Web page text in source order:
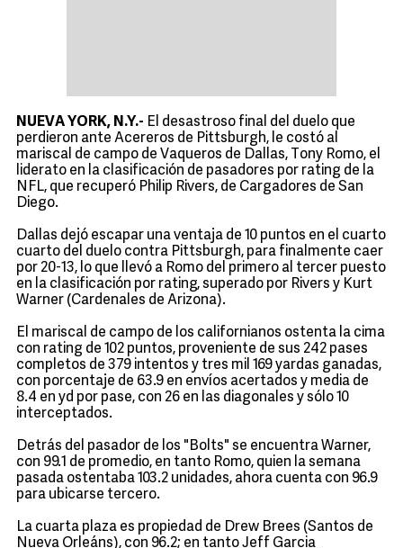
NUEVA YORK, N.Y.- El desastroso final del duelo que
perdieron ante Acereros de Pittsburgh, le costó al
mariscal de campo de Vaqueros de Dallas, Tony Romo, el
liderato en la clasificación de pasadores por rating de la
NFL, que recuperó Philip Rivers, de Cargadores de San
Diego.
Dallas dejó escapar una ventaja de 10 puntos en el cuarto
cuarto del duelo contra Pittsburgh, para finalmente caer
por 20-13, lo que llevó a Romo del primero al tercer puesto
en la clasificación por rating, superado por Rivers y Kurt
Warner (Cardenales de Arizona).
El mariscal de campo de los californianos ostenta la cima
con rating de 102 puntos, proveniente de sus 242 pases
completos de 379 intentos y tres mil 169 yardas ganadas,
con porcentaje de 63.9 en envíos acertados y media de
8.4 en yd por pase, con 26 en las diagonales y sólo 10
interceptados.
Detrás del pasador de los "Bolts" se encuentra Warner,
con 99.1 de promedio, en tanto Romo, quien la semana
pasada ostentaba 103.2 unidades, ahora cuenta con 96.9
para ubicarse tercero.
La cuarta plaza es propiedad de Drew Brees (Santos de
Nueva Orleáns), con 96.2; en tanto Jeff Garcia